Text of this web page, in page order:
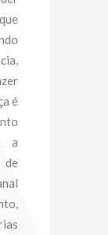
é
a
de